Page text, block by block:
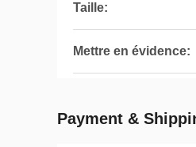
Taille:
Mettre en évidence:
Payment &